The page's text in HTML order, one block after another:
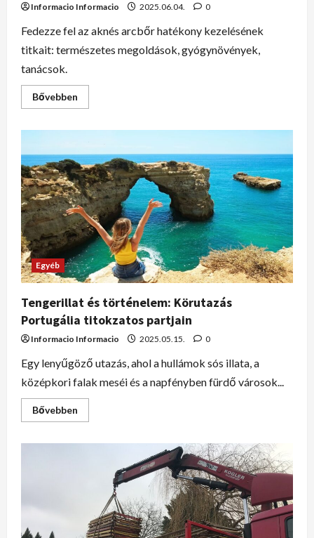
Informacio Informacio 2025.06.04. 0
Fedezze fel az aknés arcbőr hatékony kezelésének
titkait: természetes megoldások, gyógynövények,
tanácsok.
Bővebben
Egyéb
Tengerillat és történelem: Körutazás
Portugália titokzatos partjain
Informacio Informacio 2025.05.15. 0
Egy lenyűgöző utazás, ahol a hullámok sós illata, a
középkori falak meséi és a napfényben fürdő városok...
Bővebben